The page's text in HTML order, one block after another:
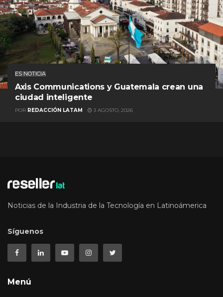
ES NOTICIA
Axis Communications y Guatemala crean una
ciudad inteligente
POR REDACCIÓN LATAM 3 AGOSTO, 2026
Noticias de la Industria de la Tecnología en Latinoámerica
Síguenos
Menú